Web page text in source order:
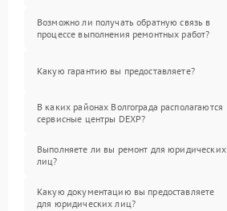
Возможно ли получать обратную связь в
процессе выполнения ремонтных работ?
Какую гарантию вы предоставляете?
В каких районах Волгограда располагаются
сервисные центры DEXP?
Выполняете ли вы ремонт для юридических
лиц?
Какую документацию вы предоставляете
для юридических лиц?